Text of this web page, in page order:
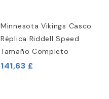
Minnesota Vikings Casco
Réplica Riddell Speed
Tamaño Completo
141,63 £